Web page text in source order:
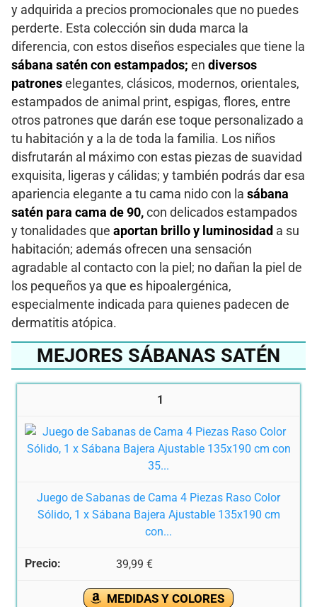
y adquirida a precios promocionales que no puedes
perderte. Esta colección sin duda marca la
diferencia, con estos diseños especiales que tiene la
sábana satén con estampados; en diversos
patrones elegantes, clásicos, modernos, orientales,
estampados de animal print, espigas, flores, entre
otros patrones que darán ese toque personalizado a
tu habitación y a la de toda la familia. Los niños
disfrutarán al máximo con estas piezas de suavidad
exquisita, ligeras y cálidas; y también podrás dar esa
apariencia elegante a tu cama nido con la sábana
satén para cama de 90, con delicados estampados
y tonalidades que aportan brillo y luminosidad a su
habitación; además ofrecen una sensación
agradable al contacto con la piel; no dañan la piel de
los pequeños ya que es hipoalergénica,
especialmente indicada para quienes padecen de
dermatitis atópica.
MEJORES SÁBANAS SATÉN
1
Juego de Sabanas de Cama 4 Piezas Raso Color
Sólido, 1 x Sábana Bajera Ajustable 135x190 cm
con...
39,99 €
MEDIDAS Y COLORES